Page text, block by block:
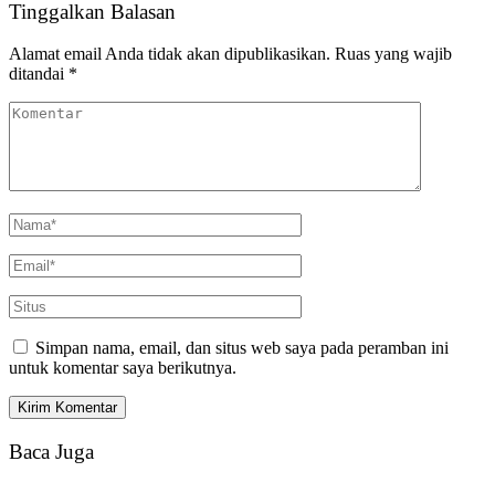
Tinggalkan Balasan
Alamat email Anda tidak akan dipublikasikan. Ruas yang wajib
ditandai *
Simpan nama, email, dan situs web saya pada peramban ini
untuk komentar saya berikutnya.
Baca Juga